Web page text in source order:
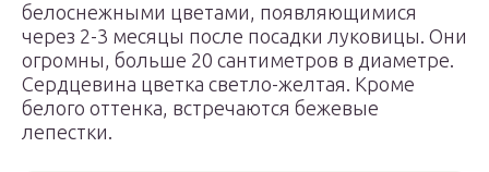
белоснежными цветами, появляющимися
через 2-3 месяцы после посадки луковицы. Они
огромны, больше 20 сантиметров в диаметре.
Сердцевина цветка светло-желтая. Кроме
белого оттенка, встречаются бежевые
лепестки.